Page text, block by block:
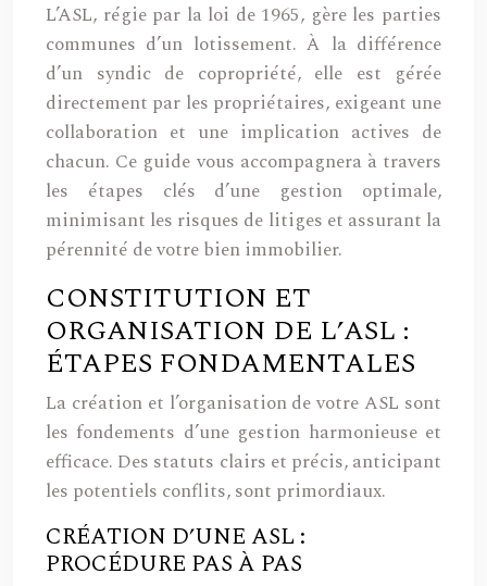
L’ASL, régie par la loi de 1965, gère les parties
communes d’un lotissement. À la différence
d’un syndic de copropriété, elle est gérée
directement par les propriétaires, exigeant une
collaboration et une implication actives de
chacun. Ce guide vous accompagnera à travers
les étapes clés d’une gestion optimale,
minimisant les risques de litiges et assurant la
pérennité de votre bien immobilier.
CONSTITUTION ET
ORGANISATION DE L’ASL :
ÉTAPES FONDAMENTALES
La création et l’organisation de votre ASL sont
les fondements d’une gestion harmonieuse et
efficace. Des statuts clairs et précis, anticipant
les potentiels conflits, sont primordiaux.
CRÉATION D’UNE ASL :
PROCÉDURE PAS À PAS